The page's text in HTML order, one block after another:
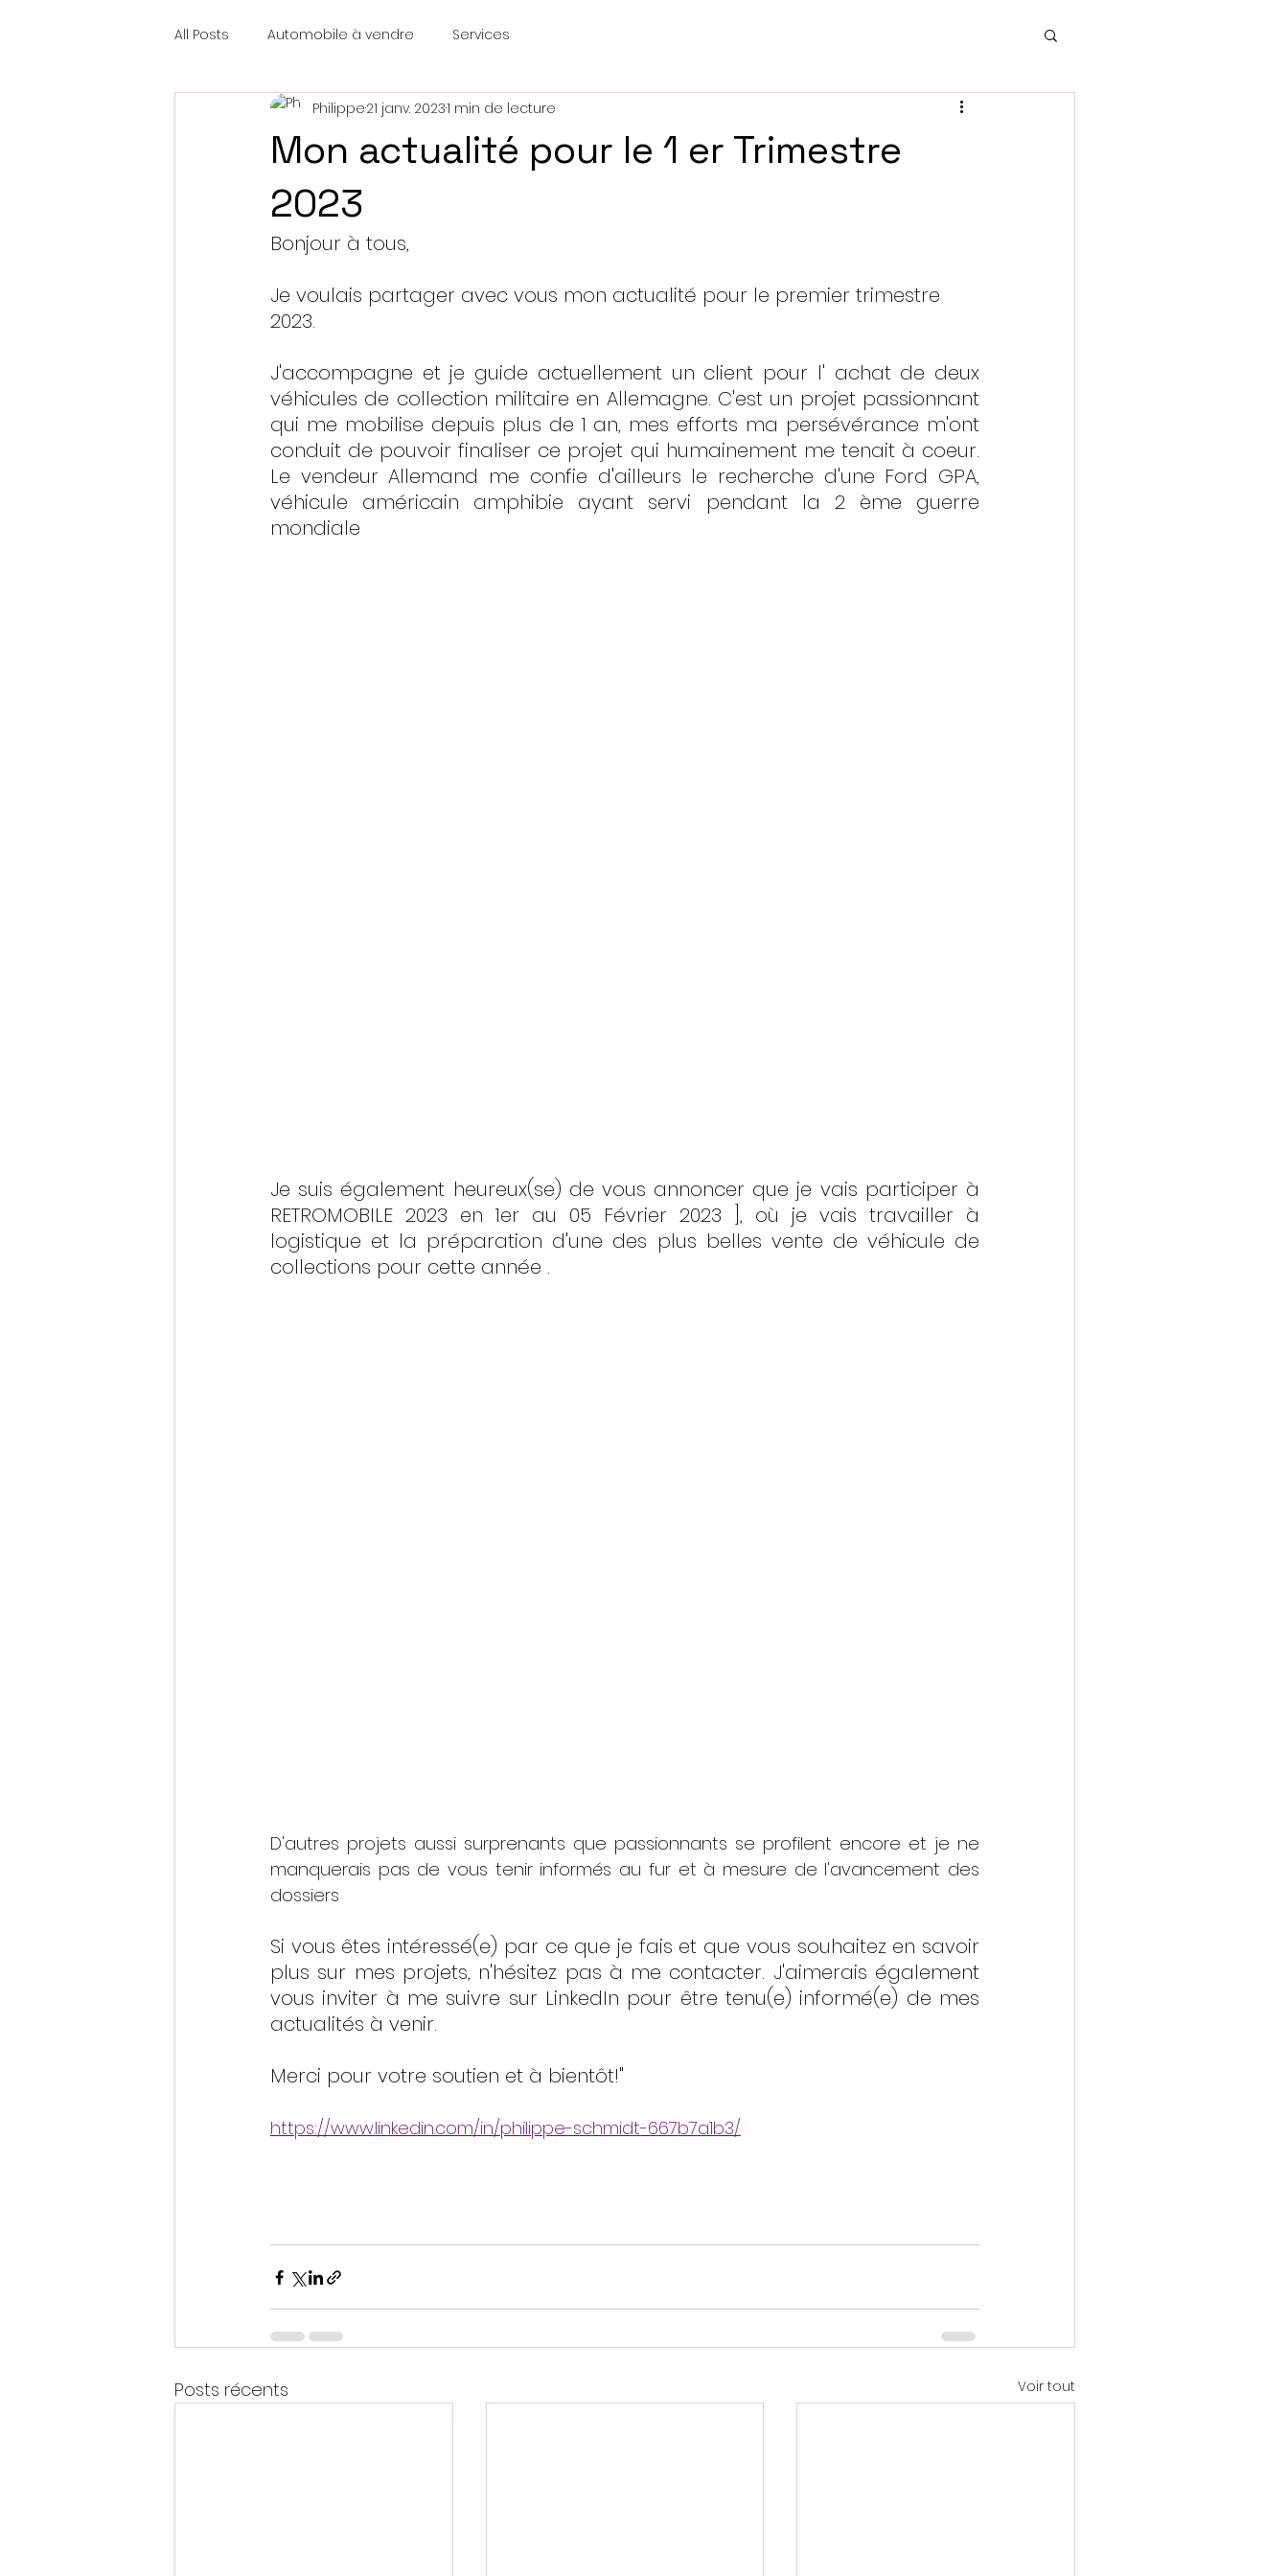
All Posts Automobile à vendre Services
Mon actualité pour le 1 er Trimestre
2023
Philippe21 janv. 20231 min de lecture
Bonjour à tous,
Je voulais partager avec vous mon actualité pour le premier trimestre
2023.
J'accompagne et je guide actuellement un client pour l' achat de deux
véhicules de collection militaire en Allemagne. C'est un projet passionnant
qui me mobilise depuis plus de 1 an, mes efforts ma persévérance m'ont
conduit de pouvoir finaliser ce projet qui humainement me tenait à coeur.
Le vendeur Allemand me confie d'ailleurs le recherche d'une Ford GPA,
véhicule américain amphibie ayant servi pendant la 2 ème guerre
mondiale
Je suis également heureux(se) de vous annoncer que je vais participer à
RETROMOBILE 2023 en 1er au 05 Février 2023 ], où je vais travailler à
logistique et la préparation d'une des plus belles vente de véhicule de
collections pour cette année .
D'autres projets aussi surprenants que passionnants se profilent encore et je ne
manquerais pas de vous tenir informés au fur et à mesure de l'avancement des
dossiers
Si vous êtes intéressé(e) par ce que je fais et que vous souhaitez en savoir
plus sur mes projets, n'hésitez pas à me contacter. J'aimerais également
vous inviter à me suivre sur LinkedIn pour être tenu(e) informé(e) de mes
actualités à venir.
Merci pour votre soutien et à bientôt!"
https://www.linkedin.com/in/philippe-schmidt-667b7a1b3/
Posts récents Voir tout